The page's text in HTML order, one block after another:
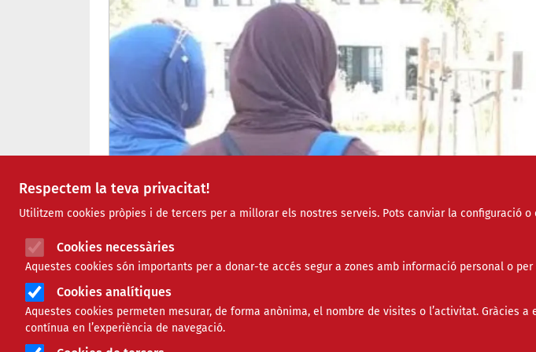
Respectem la teva privacitat!
Utilitzem cookies pròpies i de tercers per a millorar els nostres serveis. Pots canviar la configuració
Cookies necessàries
Aquestes cookies són importants per a donar-te accés segur a zones amb informació personal o
Cookies analítiques
Aquestes cookies permeten mesurar, de forma anònima, el nombre de visites o l’activitat. Gràcies
contínua en l’experiència de navegació.